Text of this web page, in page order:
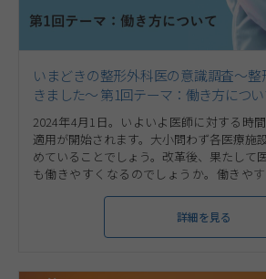
いまどきの整形外科医の意識調査～
きました～ 第1回テーマ：働き方につ
2024年4月1日。いよいよ医師に対する時
適用が開始されます。大小問わず各医療施
めていることでしょう。改革後、果たして
も働きやすくなるのでしょうか。働きや
した。そこには若手とベテラン、立場の違
詳細を見る